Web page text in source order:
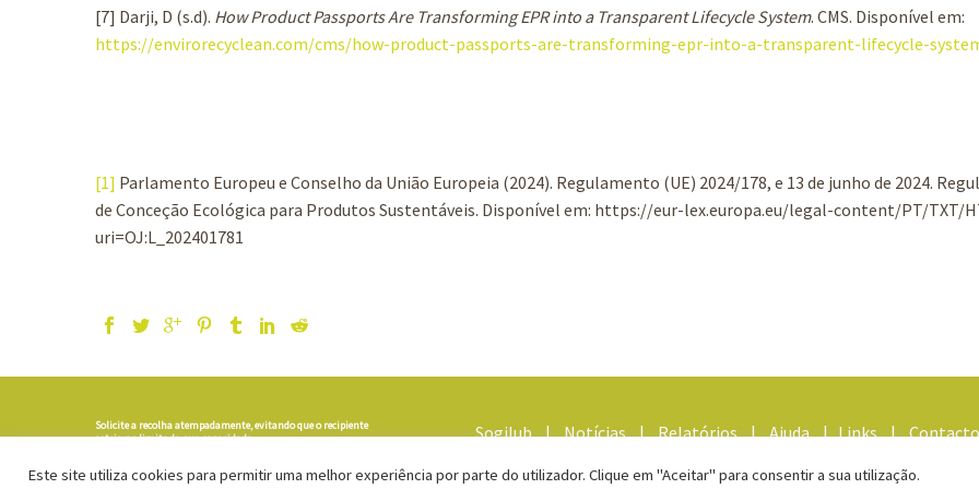
[7] Darji, D (s.d). How Product Passports Are Transforming EPR into a Transparent Lifecycle System. CMS. Disponível em:
https://envirorecyclean.com/cms/how-product-passports-are-transforming-epr-into-a-transparent-lifecycle-
[1] Parlamento Europeu e Conselho da União Europeia (2024). Regulamento (UE) 2024/178, e 13 de junho de 2024.
de Conceção Ecológica para Produtos Sustentáveis. Disponível em: https://eur-lex.europa.eu/legal-content/PT/TXT/
uri=OJ:L_202401781
Solicite a recolha atempadamente, evitando que o recipiente
esteja no limite da sua capacidade.
Linha Ecolub: 808 20 30 40 – Disponível das 9.30h às 18.00h
Sogilub|Notícias|Relatórios|Ajuda|Links|
Termos e Condições/Política de Privacidade
Este site utiliza cookies para permitir uma melhor experiência por parte do utilizador. Clique em "Aceitar" para consentir a sua utilização.